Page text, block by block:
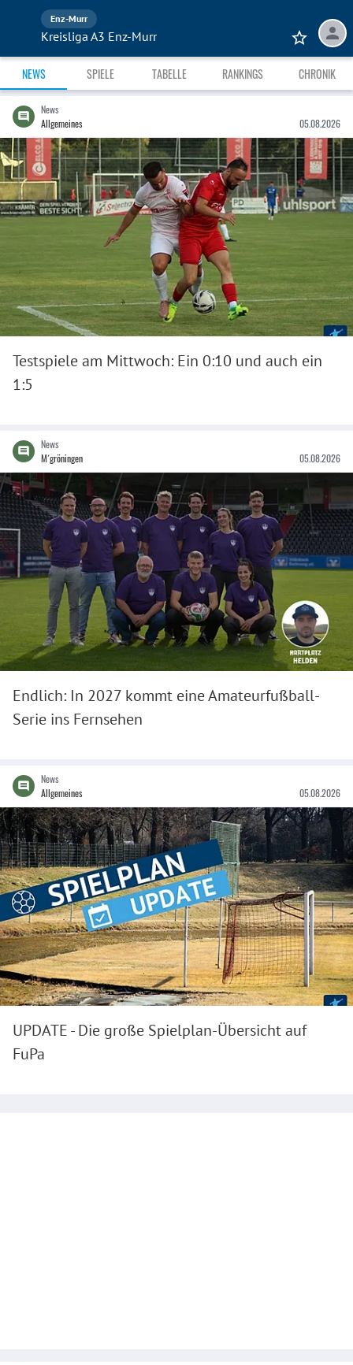
Enz-Murr
Kreisliga A3 Enz-Murr
NEWS SPIELE TABELLE RANKINGS CHRONIK
News
Allgemeines
05.08.2026
Testspiele am Mittwoch: Ein 0:10 und auch ein
1:5
News
M´gröningen
05.08.2026
Endlich: In 2027 kommt eine Amateurfußball-
Serie ins Fernsehen
News
Allgemeines
05.08.2026
UPDATE - Die große Spielplan-Übersicht auf
FuPa